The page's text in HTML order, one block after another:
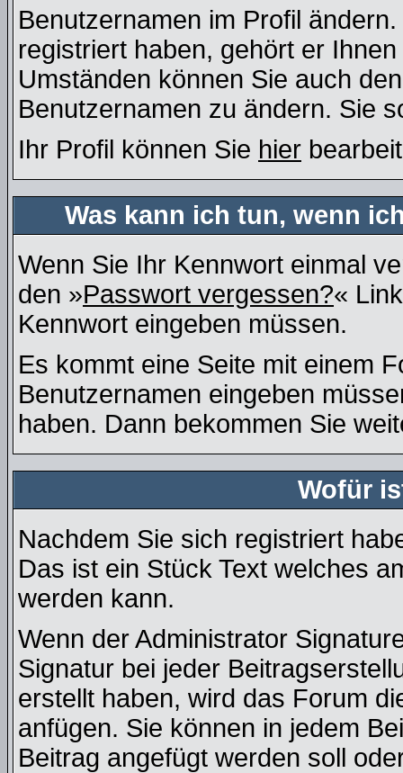
Benutzernamen im Profil
registriert haben, gehört er
Umständen können Sie auch
Benutzernamen zu ändern. Sie
Ihr Profil können Sie hier
Was kann ich tun, wenn
Wenn Sie Ihr Kennwort einmal
den »Passwort vergessen?«
Kennwort eingeben müssen.
Es kommt eine Seite mit einem
Benutzernamen eingeben
haben. Dann bekommen Sie
Wofür
Nachdem Sie sich registriert
Das ist ein Stück Text welches
werden kann.
Wenn der Administrator
Signatur bei jeder
erstellt haben, wird das Forum
anfügen. Sie können in jedem
Beitrag angefügt werden soll